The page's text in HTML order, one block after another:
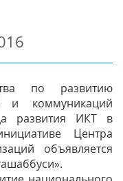
по развитию
и коммуникаций
развития ИКТ в
Центра
объявляется